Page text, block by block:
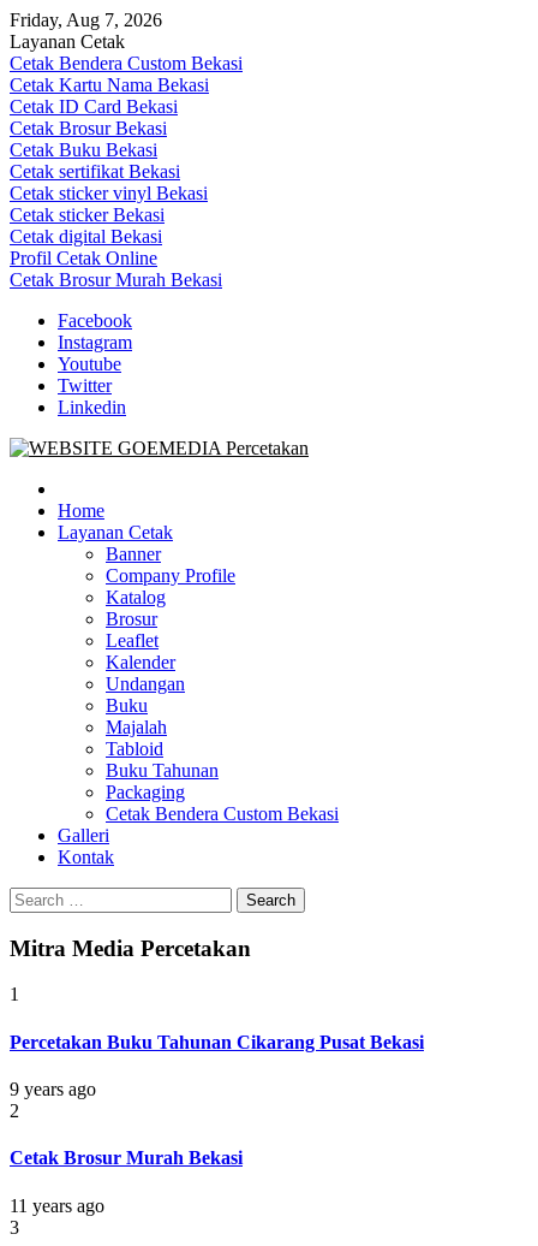
Skip
to
content
Friday, Aug 7, 2026
Layanan Cetak
Cetak Bendera Custom Bekasi
Cetak Kartu Nama Bekasi
Cetak ID Card Bekasi
Cetak Brosur Bekasi
Cetak Buku Bekasi
Cetak sertifikat Bekasi
Cetak sticker vinyl Bekasi
Cetak sticker Bekasi
Cetak digital Bekasi
Profil Cetak Online
Cetak Brosur Murah Bekasi
Facebook
Instagram
Youtube
Twitter
Linkedin
Goe Media Percetakan | 0822-4439-5599 (Call/WA)
0822-4439-5599 (Call/WA) Percetakan jasa cetak banner buku yasin
invoice kartu nama label map nota spanduk stiker undangan
pernikahan murah online 24 jam
Home
Layanan Cetak
Banner
Company Profile
Katalog
Brosur
Leaflet
Kalender
Undangan
Buku
Majalah
Tabloid
Buku Tahunan
Packaging
Cetak Bendera Custom Bekasi
Galleri
Kontak
Search
for:
Mitra Media Percetakan
1
Percetakan Buku Tahunan Cikarang Pusat Bekasi
9 years ago
2
Cetak Brosur Murah Bekasi
11 years ago
3